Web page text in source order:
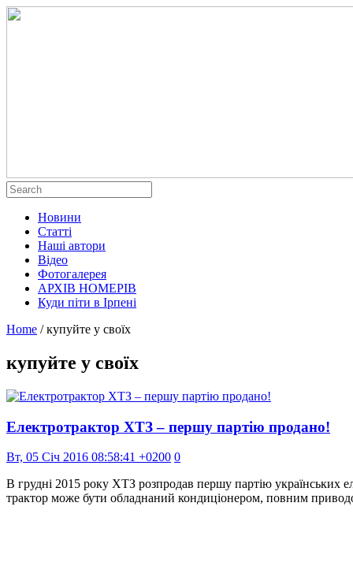
Новини
Статті
Наші автори
Відео
Фотогалерея
АРХІВ НОМЕРІВ
Куди піти в Ірпені
Home / купуйте у своїх
купуйте у своїх
Електротрактор ХТЗ – першу партію продано!
Вт, 05 Січ 2016 08:58:41 +0200 0
В грудні 2015 року ХТЗ розпродав першу партію українських
трактор може бути обладнаний кондиціонером, повним